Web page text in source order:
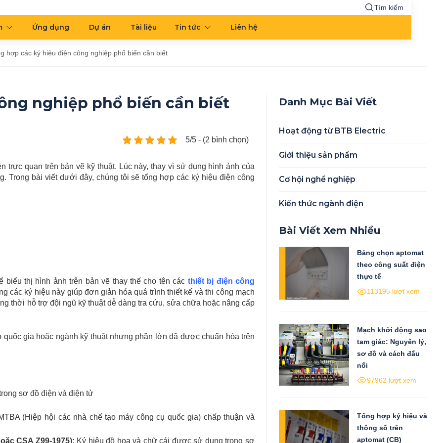
Tìm kiếm
Ứng dụng Dự án Tài liệu Tin tức Liên hệ
hợp các ký hiệu điện công nghiệp phổ biến cần biết
nghiệp phổ biến cần biết
5/5 - (2 bình chọn)
quan trên bản vẽ kỹ thuật. Lúc này, thay vì sử dụng hình ảnh của
Trong bài viết dưới đây, chúng tôi sẽ tổng hợp các ký hiệu điện công
thị hình ảnh trên bản vẽ thay thế cho tên các thiết bị điện công
các ký hiệu này giúp đơn giản hóa quá trình thiết kế và thi công mạch
thời hỗ trợ đội ngũ kỹ thuật dễ dàng tra cứu, sửa chữa hoặc nâng cấp
quốc gia hoặc ngành kỹ thuật nhưng phần lớn đã được chuẩn hóa trên
sơ đồ điện và điện tử
(Hiệp hội các nhà chế tạo máy công cụ quốc gia) chấp thuận và
CSA Z99-1975): Ký hiệu đồ họa và chữ cái được sử dụng trong sơ
Danh Mục Bài Viết
Hoạt động từ BTB Electric
Giới thiệu sản phẩm
Cơ hội nghề nghiệp
Kiến thức ngành điện
Bài Viết Xem Nhiều
Bảng chọn aptomat
theo công suất điện
thực tế
113195 lượt xem
Mạch khởi động sao
tam giác: Nguyên lý,
sơ đồ và cách đấu
nối
97962 lượt xem
Tổng hợp ký hiệu và
thông số trên
aptomat (CB)